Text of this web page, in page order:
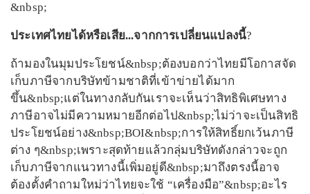
&nbsp;
ประเทศไทยได้หรือเสีย...จากการเปลี่ยนแปลงนี้?
ถ้ามองในมุมประโยชน์&nbsp;ต้องบอกว่าไทยมีโอกาสจัด
เก็บภาษีจากบริษัทข้ามชาติที่เข้าข่ายได้มาก
ขึ้น&nbsp;แต่ในทางกลับกันเราจะเห็นว่าสิทธิพิเศษทาง
ภาษีอาจไม่มีความหมายอีกต่อไป&nbsp;ไม่ว่าจะเป็นสิทธิ
ประโยชน์อย่าง&nbsp;BOI&nbsp;การให้สิทธิ์ยกเว้นภาษี
ต่าง ๆ&nbsp;เพราะสุดท้ายแล้วกลุ่มบริษัทดังกล่าวจะถูก
เก็บภาษีจากแนวทางนี้เพิ่มอยู่ดี&nbsp;มาถึงตรงนี้อาจ
ต้องตั้งคำถามใหม่ว่าไทยจะใช้ “เครื่องมือ”&nbsp;อะไร